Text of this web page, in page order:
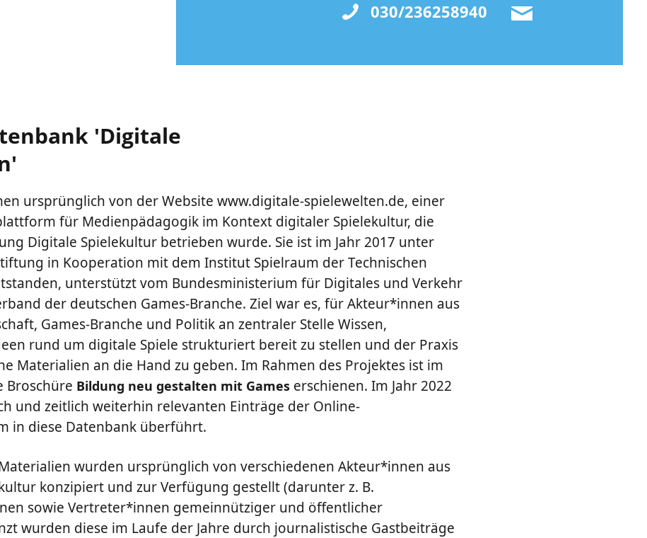
030/236258940
'Digitale
ursprünglich von der Website www.digitale-spielewelten.de, einer
für Medienpädagogik im Kontext digitaler Spielekultur, die
Digitale Spielekultur betrieben wurde. Sie ist im Jahr 2017 unter
in Kooperation mit dem Institut Spielraum der Technischen
unterstützt vom Bundesministerium für Digitales und Verkehr
der deutschen Games-Branche. Ziel war es, für Akteur*innen aus
Games-Branche und Politik an zentraler Stelle Wissen,
rund um digitale Spiele strukturiert bereit zu stellen und der Praxis
Materialien an die Hand zu geben. Im Rahmen des Projektes ist im
Broschüre Bildung neu gestalten mit Games erschienen. Im Jahr 2022
und zeitlich weiterhin relevanten Einträge der Online-
in diese Datenbank überführt.
wurden ursprünglich von verschiedenen Akteur*innen aus
konzipiert und zur Verfügung gestellt (darunter z. B.
sowie Vertreter*innen gemeinnütziger und öffentlicher
wurden diese im Laufe der Jahre durch journalistische Gastbeiträge